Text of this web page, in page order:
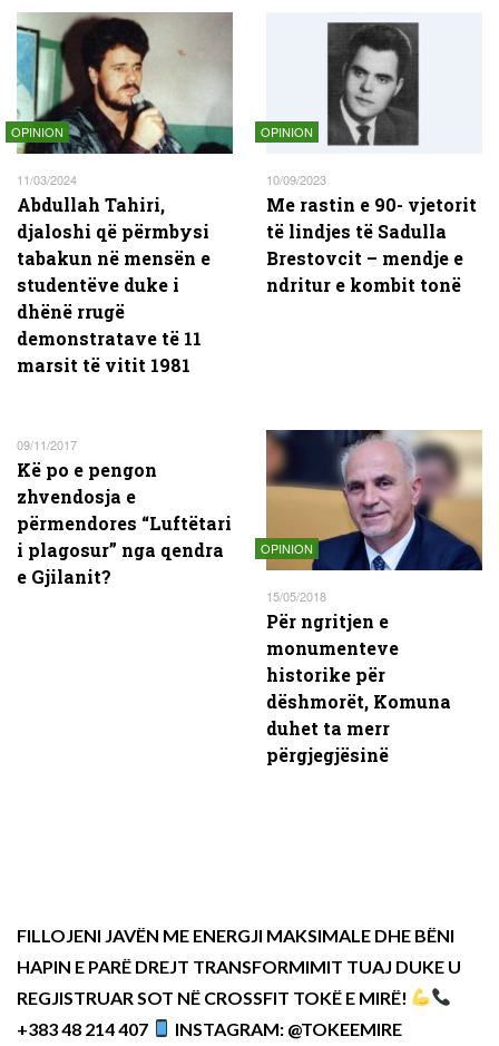
OPINION
11/03/2024
Abdullah Tahiri,
djaloshi që përmbysi
tabakun në mensën e
studentëve duke i
dhënë rrugë
demonstratave të 11
marsit të vitit 1981
OPINION
10/09/2023
Me rastin e 90- vjetorit
të lindjes të Sadulla
Brestovcit – mendje e
ndritur e kombit tonë
09/11/2017
Kë po e pengon
zhvendosja e
përmendores “Luftëtari
i plagosur” nga qendra
e Gjilanit?
OPINION
15/05/2018
Për ngritjen e
monumenteve
historike për
dëshmorët, Komuna
duhet ta merr
përgjegjësinë
FILLOJENI JAVËN ME ENERGJI MAKSIMALE DHE BËNI
HAPIN E PARË DREJT TRANSFORMIMIT TUAJ DUKE U
REGJISTRUAR SOT NË CROSSFIT TOKË E MIRË!
+383 48 214 407
INSTAGRAM: @TOKEEMIRE